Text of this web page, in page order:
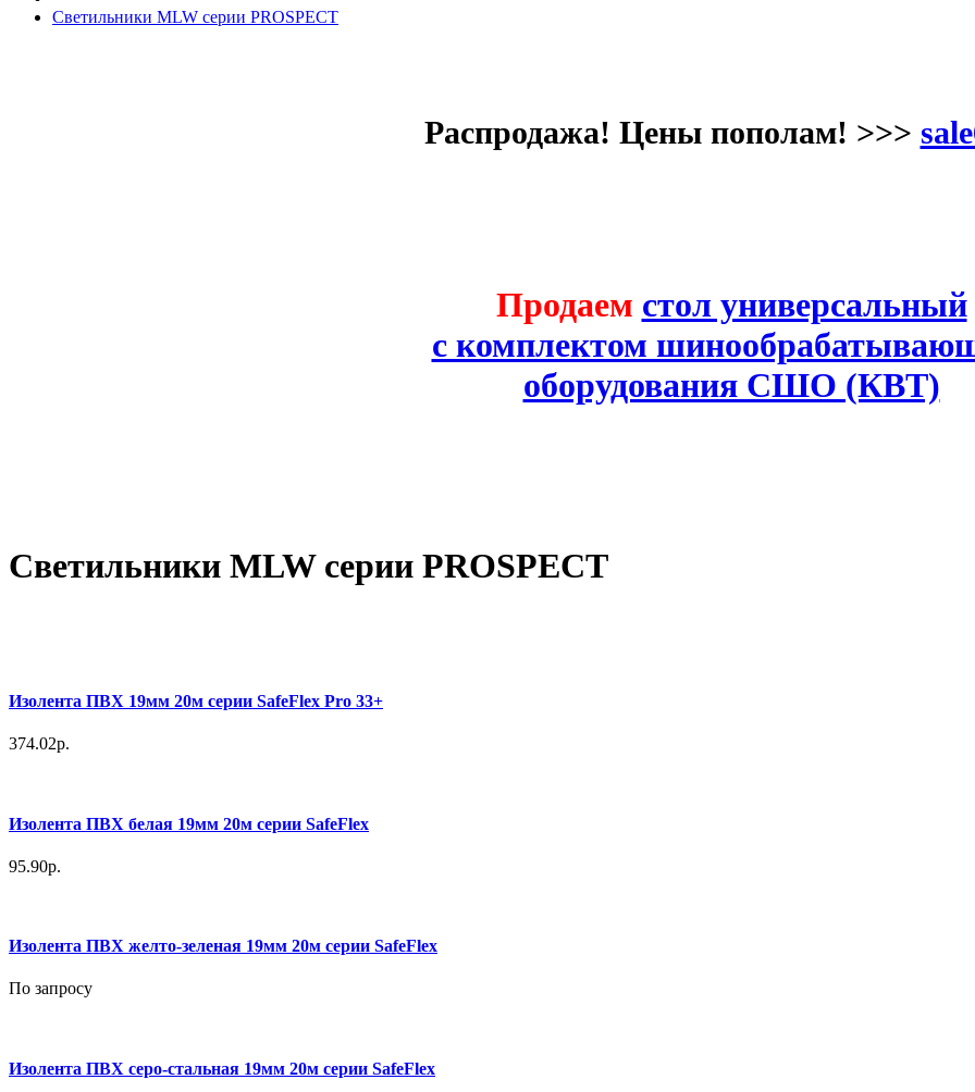
Светильники MLW серии PROSPECT
Распродажа! Цены пополам! >>>
Продаем стол универсальный
с комплектом
оборудования СШО (КВТ)
Светильники MLW серии PROSPECT
Изолента ПВХ 19мм 20м серии SafeFlex Pro 33+
374.02р.
Изолента ПВХ белая 19мм 20м серии SafeFlex
95.90р.
Изолента ПВХ желто-зеленая 19мм 20м серии SafeFlex
По запросу
Изолента ПВХ серо-стальная 19мм 20м серии SafeFlex